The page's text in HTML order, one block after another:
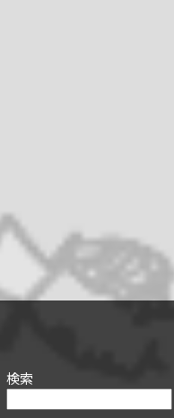
検索